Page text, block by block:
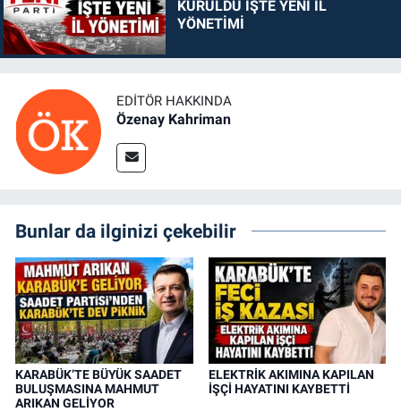
KURULDU İŞTE YENİ İL
YÖNETİMİ
EDITÖR HAKKINDA
Özenay Kahriman
Bunlar da ilginizi çekebilir
KARABÜK’TE BÜYÜK SAADET
BULUŞMASINA MAHMUT
ARIKAN GELİYOR
ELEKTRİK AKIMINA KAPILAN
İŞÇİ HAYATINI KAYBETTİ